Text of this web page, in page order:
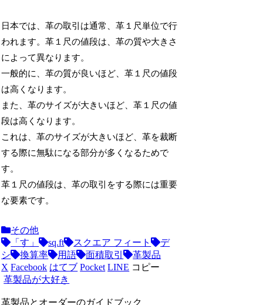
日本では、革の取引は通常、革１尺単位で行
われます。革１尺の値段は、革の質や大きさ
によって異なります。
一般的に、革の質が良いほど、革１尺の値段
は高くなります。
また、革のサイズが大きいほど、革１尺の値
段は高くなります。
これは、革のサイズが大きいほど、革を裁断
する際に無駄になる部分が多くなるためで
す。
革１尺の値段は、革の取引をする際には重要
な要素です。
その他
「す」
sq.ft スクエア フィート
デ
シ
換算率 用語 面積取引
革製品
X Facebook はてブ Pocket LINE コピー
革製品が大好き
革製品とオーダーのガイドブック